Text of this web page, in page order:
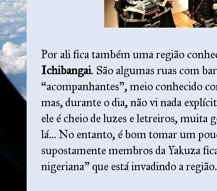
Por ali fica também uma região
Ichibangai. São algumas ruas com
“acompanhantes”, meio conhecido
mas, durante o dia, não vi nada
ele é cheio de luzes e letreiros, muita
lá... No entanto, é bom tomar um
supostamente membros da Yakuza
nigeriana” que está invadindo a